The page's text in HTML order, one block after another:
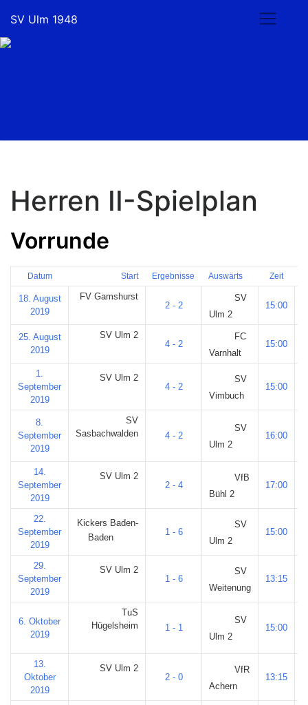
SV Ulm 1948
Herren II-Spielplan
Vorrunde
Datum Start Ergebnisse Auswärts Zeit
18. August
2019
FV Gamshurst
2 - 2
SV
Ulm 2
15:00
25. August
2019
SV Ulm 2
4 - 2
FC
Varnhalt
15:00
1.
September
2019
SV Ulm 2
4 - 2
SV
Vimbuch
15:00
8.
September
2019
SV
Sasbachwalden
4 - 2
SV
Ulm 2
16:00
14.
September
2019
SV Ulm 2
2 - 4
VfB
Bühl 2
17:00
22.
September
2019
Kickers Baden-
Baden
1 - 6
SV
Ulm 2
15:00
29.
September
2019
SV Ulm 2
1 - 6
SV
Weitenung
13:15
6. Oktober
2019
TuS
Hügelsheim
1 - 1
SV
Ulm 2
15:00
13.
Oktober
2019
SV Ulm 2
2 - 0
VfR
Achern
13:15